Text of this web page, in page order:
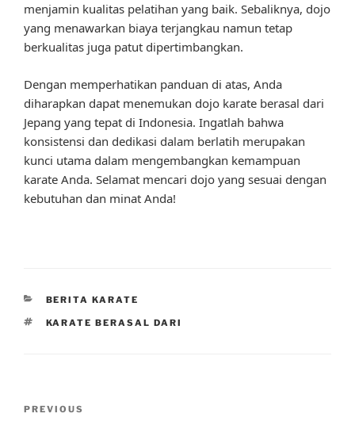
menjamin kualitas pelatihan yang baik. Sebaliknya, dojo
yang menawarkan biaya terjangkau namun tetap
berkualitas juga patut dipertimbangkan.
Dengan memperhatikan panduan di atas, Anda
diharapkan dapat menemukan dojo karate berasal dari
Jepang yang tepat di Indonesia. Ingatlah bahwa
konsistensi dan dedikasi dalam berlatih merupakan
kunci utama dalam mengembangkan kemampuan
karate Anda. Selamat mencari dojo yang sesuai dengan
kebutuhan dan minat Anda!
CATEGORIES
BERITA KARATE
TAGS
KARATE BERASAL DARI
Previous
PREVIOUS